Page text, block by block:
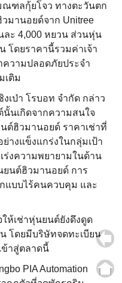
ฑลกุ้ยโจว ทางตะวันตก
มานอยด์จาก Unitree
ละ 4,000 หยวน ส่วนหุ่น
โดยราคานี้รวมค่าเจ้า
วามปลอดภัยประจำ
เติม
เป่า โรบอท จำกัด กล่าว
นั้นเกิดจากความสนใจ
ฮิวมานอยด์ ราคาเช่าที่
างแข็งแกร่งในกลุ่มเป้า
ร่งความพยายามในด้าน
ยนต์ฮิวมานอยด์ การ
แบบไร้คนควบคุม และ
ให้เช่าหุ่นยนต์ยังดึงดูด
โดยมีบริษัทจดทะเบียน
ข้าสู่ตลาดนี้
PIA Automation